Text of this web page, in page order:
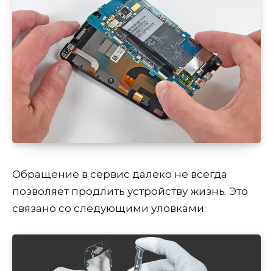
Обращение в сервис далеко не всегда
позволяет продлить устройству жизнь. Это
связано со следующими уловками: